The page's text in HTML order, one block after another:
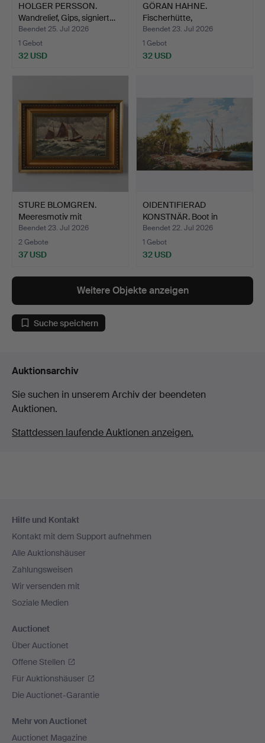
HOLGER PERSSON.
Wandrelief, Gips, signiert…
Beendet 25. Jul 2026
1 Gebot
32 USD
GÖRAN HAHNE.
Fischerhütte,
Farblithografie…
Beendet 23. Jul 2026
1 Gebot
32 USD
STURE BLOMGREN.
Meeresmotiv mit
Segelboote…
Beendet 23. Jul 2026
2 Gebote
37 USD
OIDENTIFIERAD
KONSTNÄR. Boot in
Sommerland…
Beendet 22. Jul 2026
1 Gebot
32 USD
Weitere Objekte anzeigen
Suche speichern
Auktionsarchiv
Sie suchen in unserem Archiv der beendeten
Auktionen.
Stattdessen laufende Auktionen anzeigen.
Navigation
Hilfe und Kontakt
Kontakt mit dem Support aufnehmen
Alle Auktionshäuser
Zahlungsweisen
Wir versenden mit
Soziale Medien
Auctionet
Über Auctionet
Offene Stellen
Für Auktionshäuser
Die Auctionet-Garantie
Mehr von Auctionet
Auctionet Magazine